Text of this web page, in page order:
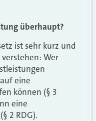
überhaupt?
ist sehr kurz und
Wer
eine
können (§ 3
eine
2 RDG).